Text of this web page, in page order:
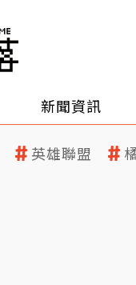
新聞資訊
英雄聯盟